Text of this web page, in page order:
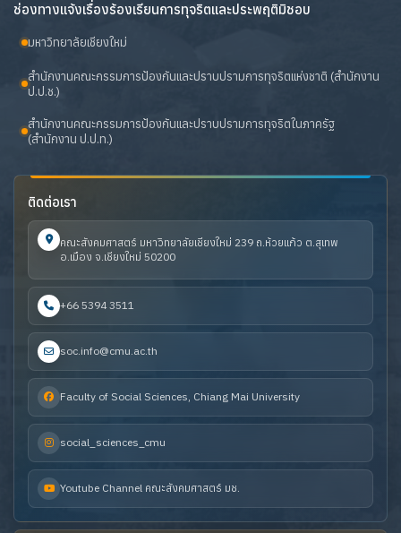
ช่องทางแจ้งเรื่องร้องเรียนการทุจริตและประพฤติมิชอบ
มหาวิทยาลัยเชียงใหม่
สำนักงานคณะกรรมการป้องกันและปราบปรามการทุจริตแห่งชาติ (สำนักงาน
ป.ป.ช.)
สำนักงานคณะกรรมการป้องกันและปราบปรามการทุจริตในภาครัฐ
(สำนักงาน ป.ป.ท.)
ติดต่อเรา
คณะสังคมศาสตร์ มหาวิทยาลัยเชียงใหม่ 239 ถ.ห้วยแก้ว ต.สุเทพ
อ.เมือง จ.เชียงใหม่ 50200
+66 5394 3511
soc.info@cmu.ac.th
Faculty of Social Sciences, Chiang Mai University
social_sciences_cmu
Youtube Channel คณะสังคมศาสตร์ มช.